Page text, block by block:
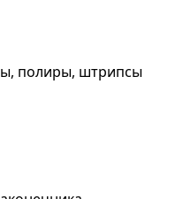
полиры, штрипсы